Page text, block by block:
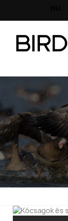
fiók
menüje